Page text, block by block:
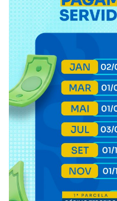
Webmail
Contato